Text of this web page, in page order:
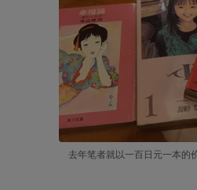
去年笔者就以一百日元一本的